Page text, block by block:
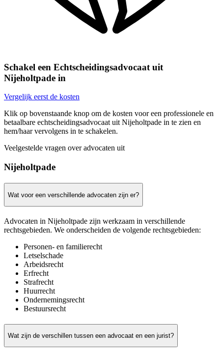
Schakel een Echtscheidingsadvocaat uit
Nijeholtpade in
Vergelijk eerst de kosten
Klik op bovenstaande knop om de kosten voor een professionele en
betaalbare echtscheidingsadvocaat uit Nijeholtpade in te zien en
hem/haar vervolgens in te schakelen.
Veelgestelde vragen over advocaten uit
Nijeholtpade
Wat voor een verschillende advocaten zijn er?
Advocaten in Nijeholtpade zijn werkzaam in verschillende
rechtsgebieden. We onderscheiden de volgende rechtsgebieden:
Personen- en familierecht
Letselschade
Arbeidsrecht
Erfrecht
Strafrecht
Huurrecht
Ondernemingsrecht
Bestuursrecht
Wat zijn de verschillen tussen een advocaat en een jurist?